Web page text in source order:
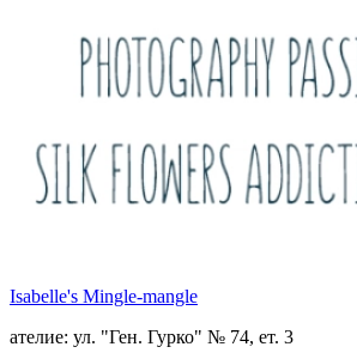
Isabelle's Mingle-mangle
ателие: ул. "Ген. Гурко" № 74, ет. 3